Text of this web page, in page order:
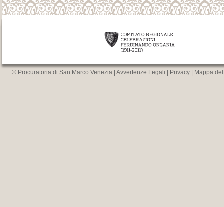
© Procuratoria di San Marco Venezia | Avvertenze Legali Privacy Mappa